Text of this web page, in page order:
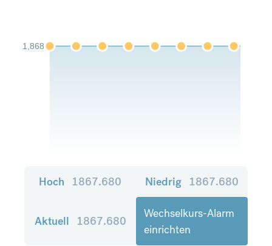
1,868
Hoch 1867.680 Niedrig 1867.680
Aktuell 1867.680
Wechselkurs-Alarm
einrichten